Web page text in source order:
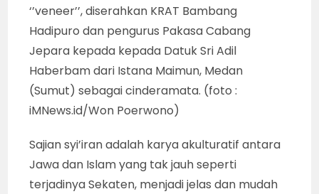
‘’veneer’’, diserahkan KRAT Bambang
Hadipuro dan pengurus Pakasa Cabang
Jepara kepada kepada Datuk Sri Adil
Haberbam dari Istana Maimun, Medan
(Sumut) sebagai cinderamata. (foto :
iMNews.id/Won Poerwono)
Sajian syi’iran adalah karya akulturatif antara
Jawa dan Islam yang tak jauh seperti
terjadinya Sekaten, menjadi jelas dan mudah